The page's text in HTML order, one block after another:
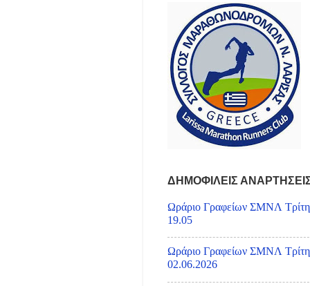
ΔΗΜΟΦΙΛΕΙΣ
Ωράριο Γραφείων ΣΜΝΛ Τρίτη
19.05
Ωράριο Γραφείων ΣΜΝΛ Τρίτη
02.06.2026